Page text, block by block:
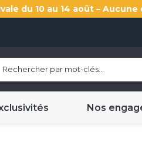
du 10 au 14 août –
Nos